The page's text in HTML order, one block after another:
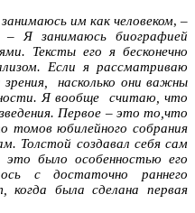
им как человеком, –
– Я занимаюсь биографией
Тексты его я бесконечно
Если я рассматриваю
насколько они важны
Я вообще считаю, что
Первое – это то,что
томов юбилейного собрания
Толстой создавал себя сам
было особенностью его
с достаточно раннего
была сделана первая